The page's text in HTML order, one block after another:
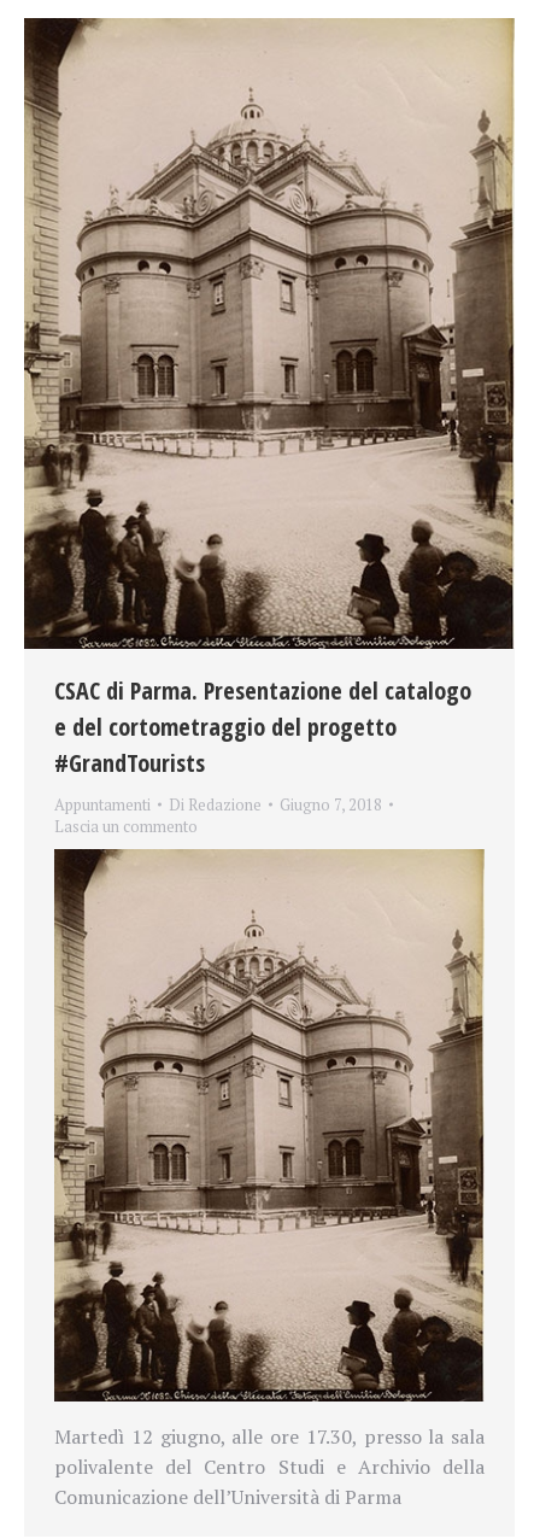
CSAC di Parma. Presentazione del catalogo
e del cortometraggio del progetto
#GrandTourists
Appuntamenti Di Redazione
Giugno 7, 2018
Lascia un commento
Martedì 12 giugno, alle ore 17.30, presso la sala
polivalente del Centro Studi e Archivio della
Comunicazione dell’Università di Parma